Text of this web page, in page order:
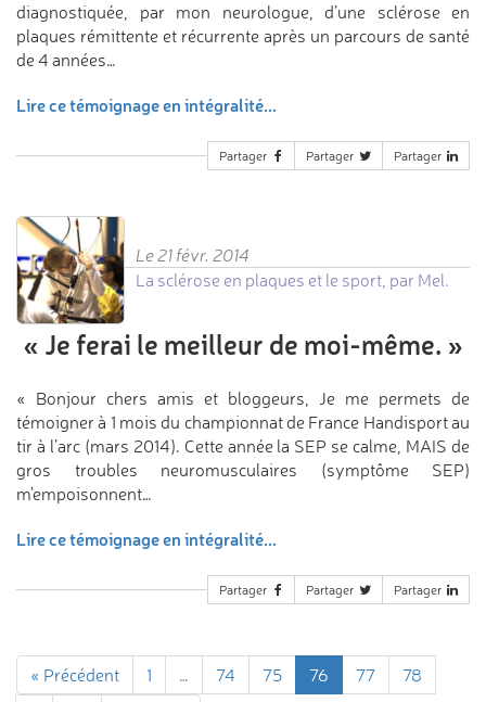
diagnostiquée, par mon neurologue, d’une sclérose en
plaques rémittente et récurrente après un parcours de santé
de 4 années…
Lire ce témoignage en intégralité...
Partager Partager Partager
Le 21 févr. 2014
La sclérose en plaques et le sport, par Mel.
« Je ferai le meilleur de moi-même. »
« Bonjour chers amis et bloggeurs, Je me permets de
témoigner à 1 mois du championnat de France Handisport au
tir à l’arc (mars 2014). Cette année la SEP se calme, MAIS de
gros troubles neuromusculaires (symptôme SEP)
m’empoisonnent…
Lire ce témoignage en intégralité...
Partager Partager Partager
« Précédent 1 … 74 75 76 77
78